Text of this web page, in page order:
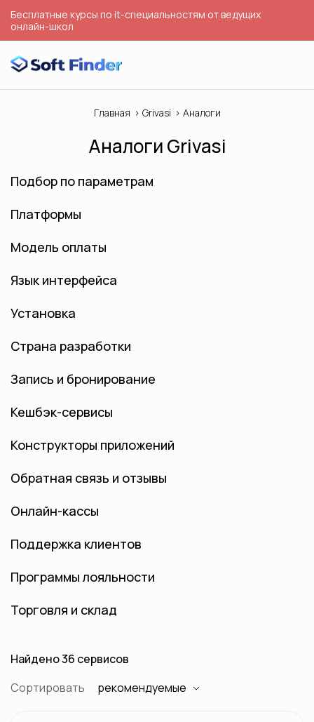
Бесплатные курсы по it-специальностям от ведущих
онлайн-школ
Главная Grivasi Аналоги
Аналоги Grivasi
Найдено 36 сервисов
Сортировать
рекомендуемые
Подбор по параметрам
Платформы
Модель оплаты
Язык интерфейса
Установка
Страна разработки
Запись и бронирование
Кешбэк-сервисы
Конструкторы приложений
Обратная связь и отзывы
Онлайн-кассы
Поддержка клиентов
Программы лояльности
Торговля и склад